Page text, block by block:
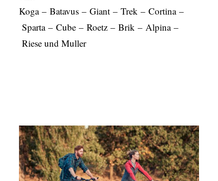
Koga– Batavus– Giant – Trek– Cortina–
Sparta– Cube– Roetz– Brik– Alpina–
Riese und Muller